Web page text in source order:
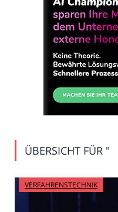
ÜBERSICHT FÜR "
VERFAHRENSTECHNIK